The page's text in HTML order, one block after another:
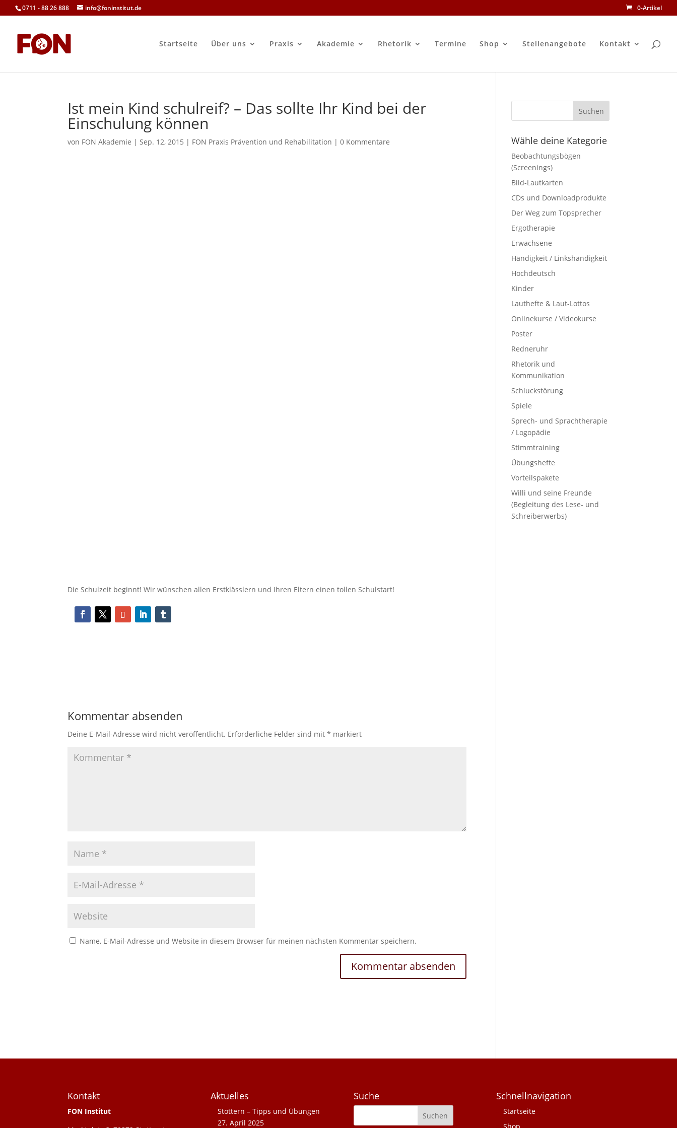
0711 - 88 26 888 info@foninstitut.de 0-Artikel
Startseite Über uns Praxis Akademie Rhetorik Termine Shop Stellenangebote Kontakt
Ist mein Kind schulreif? – Das sollte Ihr Kind bei der
Einschulung können
von FON Akademie |Sep. 12, 2015 | FON Praxis Prävention und Rehabilitation |0 Kommentare
Die Schulzeit beginnt! Wir wünschen allen Erstklässlern und Ihren Eltern einen tollen Schulstart!
Kommentar absenden
Deine E-Mail-Adresse wird nicht veröffentlicht. Erforderliche Felder sind mit* markiert
Name, E-Mail-Adresse und Website in diesem Browser für meinen nächsten Kommentar speichern.
Wähle deine Kategorie
Beobachtungsbögen
(Screenings)
Bild-Lautkarten
CDs und Downloadprodukte
Der Weg zum Topsprecher
Ergotherapie
Erwachsene
Händigkeit / Linkshändigkeit
Hochdeutsch
Kinder
Lauthefte & Laut-Lottos
Onlinekurse / Videokurse
Poster
Redneruhr
Rhetorik und
Kommunikation
Schluckstörung
Spiele
Sprech- und Sprachtherapie
/ Logopädie
Stimmtraining
Übungshefte
Vorteilspakete
Willi und seine Freunde
(Begleitung des Lese- und
Schreiberwerbs)
Kontakt
FON Institut
Aktuelles
Stottern – Tipps und Übungen
27. April 2025
Suche Schnellnavigation
Startseite